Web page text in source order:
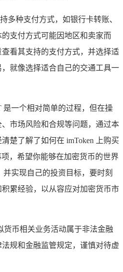
多种支付方式，如银行卡转账、
支付方式可能因地区和卖家而
看其支持的支付方式，并选择适
就像选择适合自己的交通工具一
是一个相对简单的过程，但在操
市场风险和合规等问题，通过本
楚了解了如何在 imToken 上购买
，希望你能够在加密货币的世界
实现自己的投资目标，要时刻
累经验，以从容应对加密货币市
货币相关业务活动属于非法金融
规和金融监管规定，谨慎对待虚